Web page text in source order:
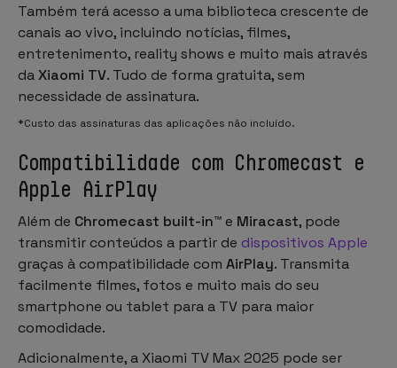
Também terá acesso a uma biblioteca crescente de
canais ao vivo, incluindo notícias, filmes,
entretenimento, reality shows e muito mais através
daXiaomi TV. Tudo de forma gratuita, sem
necessidade de assinatura.
*Custo das assinaturas das aplicações não incluído.
Compatibilidade com Chromecast e
Apple AirPlay
Além de Chromecast built-in™ e Miracast, pode
transmitir conteúdos a partir de dispositivos Apple
graças à compatibilidade com AirPlay. Transmita
facilmente filmes, fotos e muito mais do seu
smartphone ou tablet para a TV para maior
comodidade.
Adicionalmente, a Xiaomi TV Max 2025 pode ser